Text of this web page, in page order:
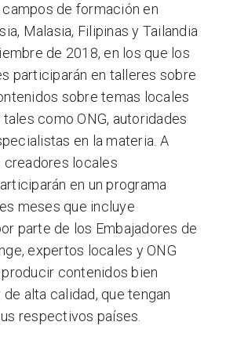
de formación en
Malasia, Filipinas y Tailandia
de 2018, en los que los
participarán en talleres sobre
sobre temas locales
como ONG, autoridades
en la materia. A
creadores locales
en un programa
meses que incluye
parte de los Embajadores de
expertos locales y ONG
contenidos bien
alta calidad, que tengan
respectivos países.